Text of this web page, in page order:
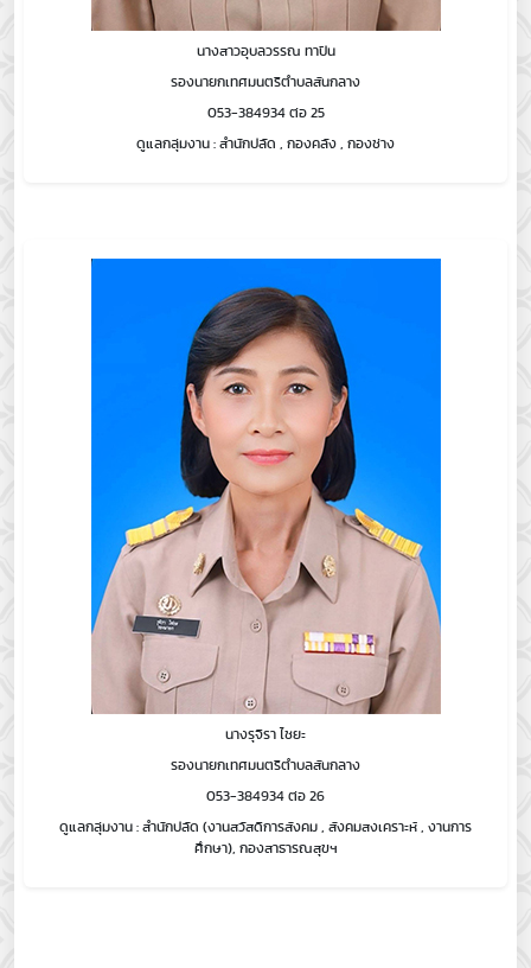
นางสาวอุบลวรรณ ทาปัน
รองนายกเทศมนตรีตำบลสันกลาง
053-384934 ต่อ 25
ดูแลกลุ่มงาน : สำนักปลัด , กองคลัง , กองช่าง
นางรุจิรา ไชยะ
รองนายกเทศมนตรีตำบลสันกลาง
053-384934 ต่อ 26
ดูแลกลุ่มงาน : สำนักปลัด (งานสวัสดิการสังคม , สังคมสงเคราะห์ , งานการ
ศึกษา), กองสาธารณสุขฯ